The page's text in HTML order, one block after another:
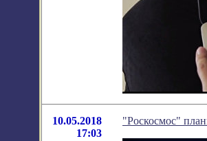
10.05.2018
17:03
"Роскосмос"